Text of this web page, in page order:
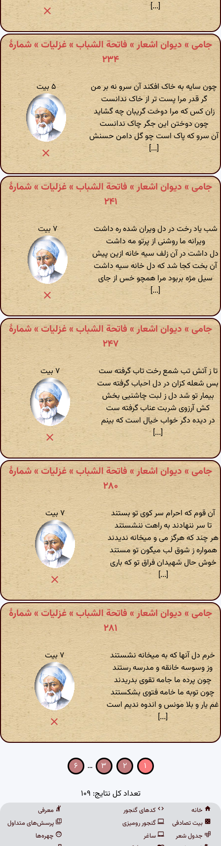
[...]
جامی » دیوان اشعار » فاتحة الشباب » غزلیات » شمارهٔ
۲۳۴
چون سایه به خاک افکند آن سرو نه بر من
گر قدر مرا پست تر از خاک ندانست
زان کس که مرا دوخت گریبان چه گشاید
چون دوختن این جگر چاک ندانست
آن سرو که پاک است چو گل دامن حسنش
[...]
۵ بیت
جامی » دیوان اشعار » فاتحة الشباب » غزلیات » شمارهٔ
۲۴۱
شب یاد رخت در دل ویران شده ره داشت
ویرانه ما روشنی از پرتو مه داشت
دل داشت در آن زلف سیه خانه ازین پیش
آن بخت کجا شد که دل خانه سیه داشت
سیل مژه بربود مرا همچو خس از جای
[...]
۷ بیت
جامی » دیوان اشعار » فاتحة الشباب » غزلیات » شمارهٔ
۲۴۷
تا ز آتش تب شمع رخت تاب گرفته ست
بس شعله کزان در دل احباب گرفته ست
بیمار تو شد دل ز لبت چاشنیی بخش
کش آرزوی شربت عناب گرفته ست
در دیده دگر خواب خیال است که بینم
[...]
۷ بیت
جامی » دیوان اشعار » فاتحة الشباب » غزلیات » شمارهٔ
۲۸۰
آن قوم که احرام سر کوی تو بستند
تا سر ننهادند به راهت ننشستند
هر چند که هرگز می و میخانه ندیدند
همواره ز شوق لب میگون تو مستند
خوش حال شهیدان فراق تو که باری
[...]
۷ بیت
جامی » دیوان اشعار » فاتحة الشباب » غزلیات » شمارهٔ
۲۸۱
خرم دل آنها که به میخانه نشستند
وز وسوسه خانقه و مدرسه رستند
چون پرده ما جامه تقوی بدریدند
چون توبه ما خامه فتوی بشکستند
غم یار و بلا مونس و اندوه ندیم است
[...]
۷ بیت
۱ ۲ ۳ … ۶
تعداد کل نتایج: ۱۰۹
خانه
بیت تصادفی
جدول شعر
کدهای گنجور
گنجور رومیزی
ساغر
معرفی
پرسش‌های متداول
چهره‌ها